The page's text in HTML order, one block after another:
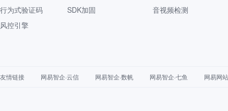
行为式验证码
风控引擎
SDK加固
音视频检测
友情链接 网易智企·云信 网易智企·数帆 网易智企·七鱼 网易网